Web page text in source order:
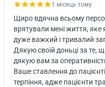
1 місяць тому
Щиро вдячна всьому
врятували мені життя,
дуже важкий і тривалий
Дякую своїй доньці за те,
дякую вам за
Ваше ставлення до
терпіння, адже пацієнти